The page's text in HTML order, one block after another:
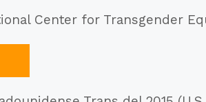
Center for Transgender